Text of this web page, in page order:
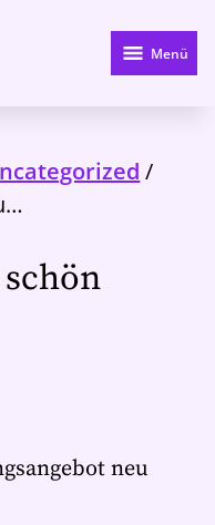
Menü
/
neu